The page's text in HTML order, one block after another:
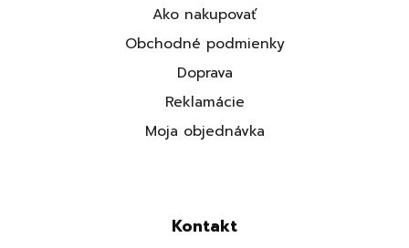
Ako nakupovať
Obchodné podmienky
Doprava
Reklamácie
Moja objednávka
Kontakt